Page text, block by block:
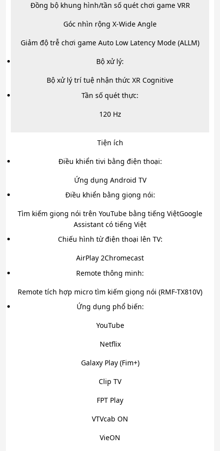
Đồng bộ khung hình/tần số quét chơi game VRR
Góc nhìn rộng X-Wide Angle
Giảm độ trễ chơi game Auto Low Latency Mode (ALLM)
Bộ xử lý:
Bộ xử lý trí tuệ nhận thức XR Cognitive
Tần số quét thực:
120 Hz
Tiện ích
Điều khiển tivi bằng điện thoại:
Ứng dụng Android TV
Điều khiển bằng giọng nói:
Tìm kiếm giọng nói trên YouTube bằng tiếng ViệtGoogle
Assistant có tiếng Việt
Chiếu hình từ điện thoại lên TV:
AirPlay 2Chromecast
Remote thông minh:
Remote tích hợp micro tìm kiếm giọng nói (RMF-TX810V)
Ứng dụng phổ biến:
YouTube
Netflix
Galaxy Play (Fim+)
Clip TV
FPT Play
VTVcab ON
VieON